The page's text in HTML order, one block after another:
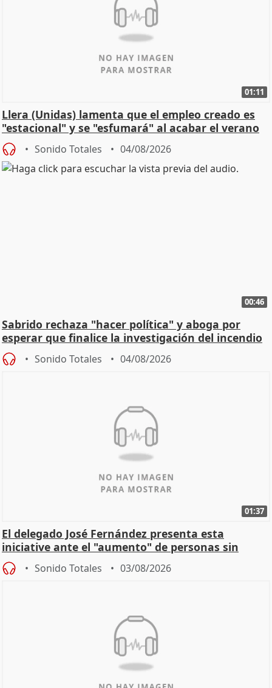
01:11
Llera (Unidas) lamenta que el empleo creado es
"estacional" y se "esfumará" al acabar el verano
Sonido Totales 04/08/2026
00:46
Sabrido rechaza "hacer política" y aboga por
esperar que finalice la investigación del incendio
Sonido Totales 04/08/2026
01:37
El delegado José Fernández presenta esta
iniciative ante el "aumento" de personas sin
hogar en Madri
Sonido Totales 03/08/2026